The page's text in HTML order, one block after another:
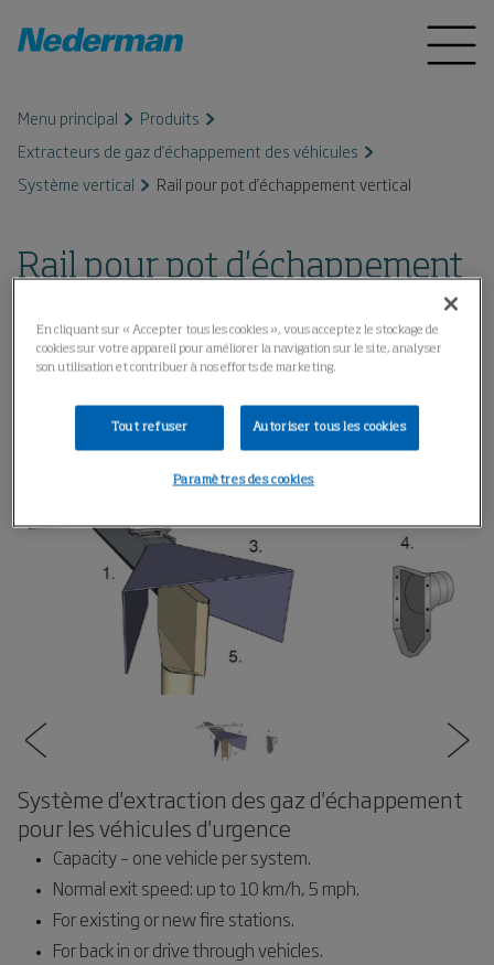
Menu principal
Produits
Extracteurs de gaz d'échappement des véhicules
Système vertical
Rail pour pot d'échappement vertical
Rail pour pot d'échappement
Système d'extraction des gaz d'échappement
pour les véhicules d'urgence
Capacity – one vehicle per system.
Normal exit speed: up to 10 km/h, 5 mph.
For existing or new fire stations.
For back in or drive through vehicles.
En cliquant sur « Accepter tous les cookies », vous acceptez le stockage de
cookies sur votre appareil pour améliorer la navigation sur le site, analyser
son utilisation et contribuer à nos efforts de marketing.
Tout refuser Autoriser tous les cookies
Paramètres des cookies